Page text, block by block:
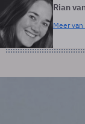
Rian
Meer